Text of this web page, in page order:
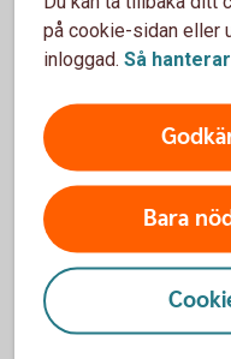
Sparhorisont
Sparkonto
Pension
på cookie-sidan eller
inloggad. Så
Bara